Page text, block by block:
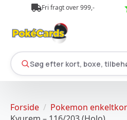
Fri fragt over 999,-
Søg efter kort, boxe,
Forside
Pokemon